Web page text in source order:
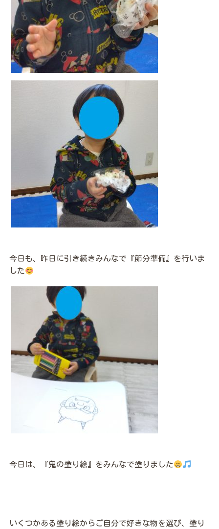
今日も、昨日に引き続きみんなで『節分準備』を行いま
した
今日は、『鬼の塗り絵』をみんなで塗りました
いくつかある塗り絵からご自分で好きな物を選び、塗り